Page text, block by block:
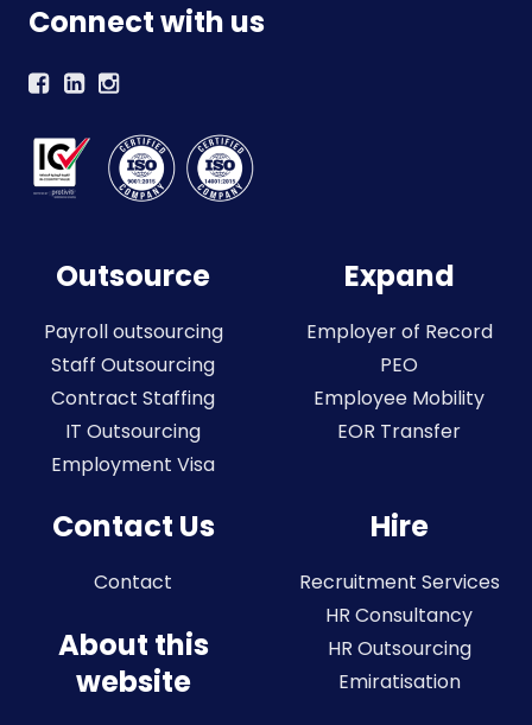
Connect with us
Expand
Employer of Record
PEO
Employee Mobility
EOR Transfer
Outsource
Payroll outsourcing
Staff Outsourcing
Contract Staffing
IT Outsourcing
Employment Visa
Hire
Recruitment Services
HR Consultancy
HR Outsourcing
Emiratisation
Contact Us
Contact
About this
website